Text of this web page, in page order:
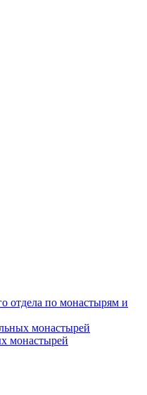
отдела по монастырям и
монастырей
монастырей